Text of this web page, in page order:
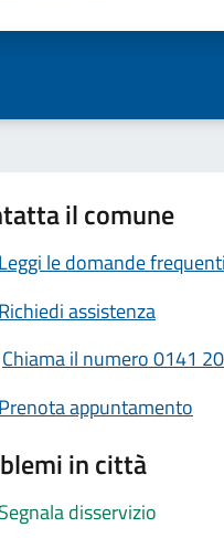
il comune
le domande frequenti
assistenza
Chiama il numero 0141
appuntamento
in città
disservizio